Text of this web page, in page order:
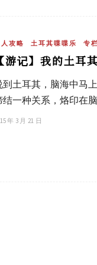
攻略 土耳其喋喋乐 专栏
游记】我的土耳
到土耳其，脑海中马
结一种关系，烙印在
年 3 月 21 日